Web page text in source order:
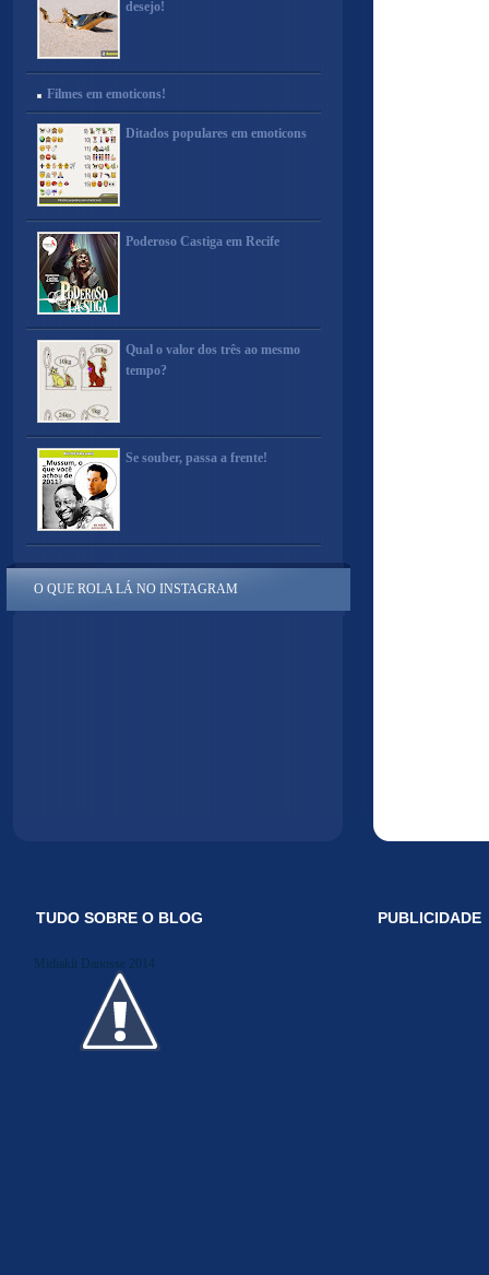
desejo!
Filmes em emoticons!
Ditados populares em emoticons
Poderoso Castiga em Recife
Qual o valor dos três ao mesmo
tempo?
Se souber, passa a frente!
O QUE ROLA LÁ NO INSTAGRAM
TUDO SOBRE O BLOG
Midiakit Danosse 2014
PUBLICIDADE